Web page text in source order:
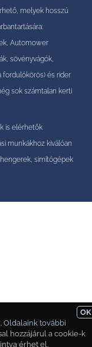
melyek hosszú
Automower
sövényvágók,
fordulókörös) és rider
sok számtalan kerti
is elérhetők
munkákhoz kiválóan
simítógépek
OK
Oldalaink további
hozzájárul a cookie-k
érhet el.